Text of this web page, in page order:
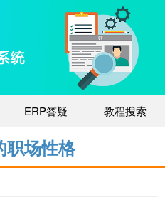
ERP答疑 教程搜索
职场性格